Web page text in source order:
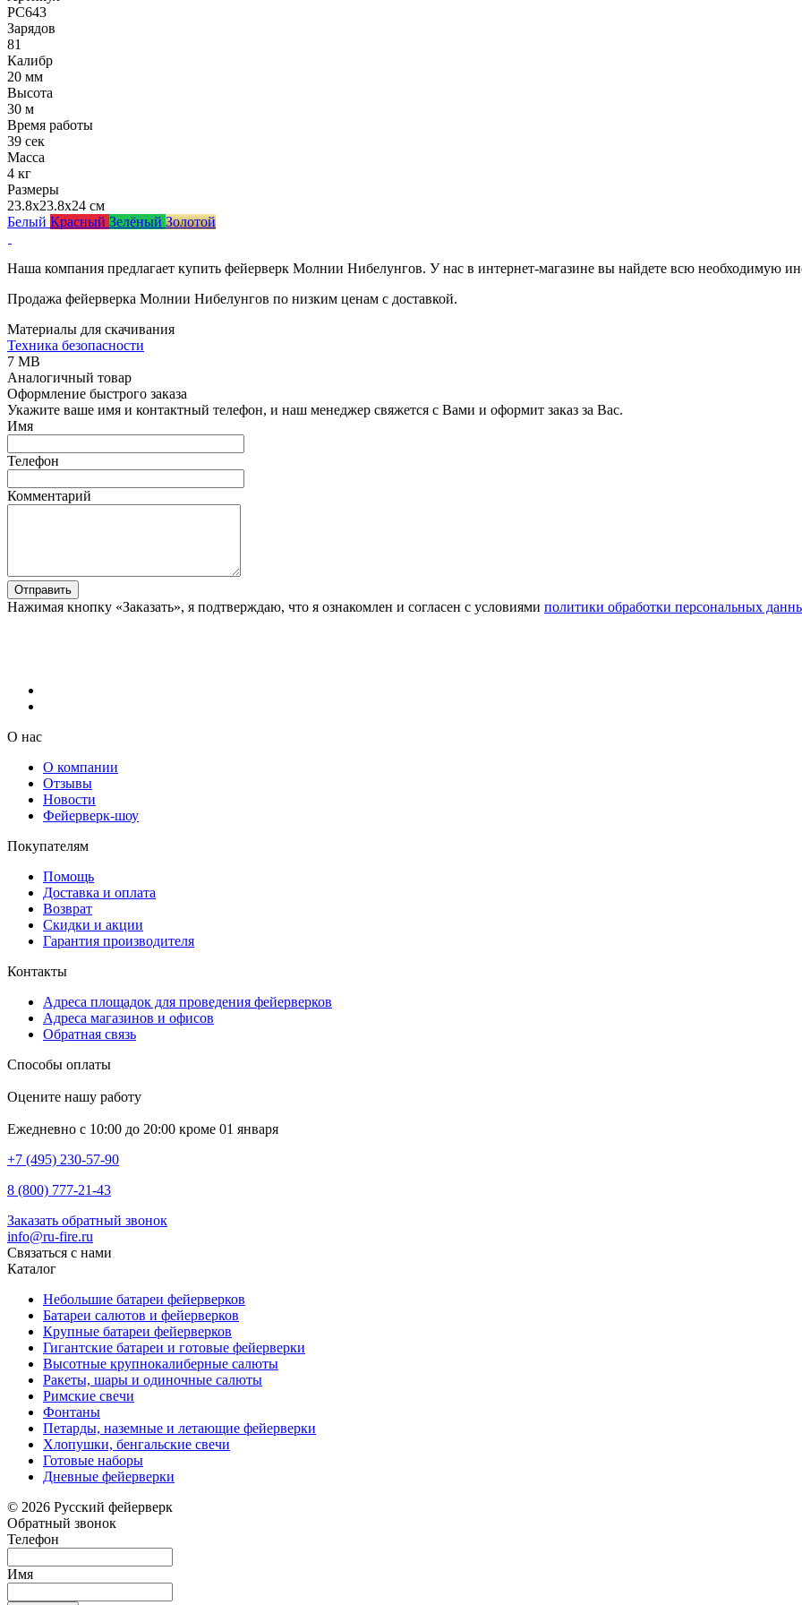
РС643
Зарядов
81
Калибр
20 мм
Высота
30 м
Время работы
39 сек
Масса
4 кг
Размеры
23.8x23.8x24 см
Белый Красный Зелёный Золотой
Наша компания предлагает купить фейерверк Молнии Нибелунгов. У нас в интернет-магазине вы найдете всю необходимую
Продажа фейерверка Молнии Нибелунгов по низким ценам с доставкой.
Материалы для скачивания
Техника безопасности
7 MB
Аналогичный товар
Оформление быстрого заказа
Укажите ваше имя и контактный телефон, и наш менеджер свяжется с Вами и оформит заказ за Вас.
Имя
Телефон
Комментарий
Отправить
Нажимая кнопку «Заказать», я подтверждаю, что я ознакомлен и согласен с условиями политики обработки персональных
О нас
О компании
Отзывы
Новости
Фейерверк-шоу
Покупателям
Помощь
Доставка и оплата
Возврат
Скидки и акции
Гарантия производителя
Контакты
Адреса площадок для проведения фейерверков
Адреса магазинов и офисов
Обратная связь
Способы оплаты
Оцените нашу работу
Ежедневно с 10:00 до 20:00 кроме 01 января
+7 (495) 230-57-90
8 (800) 777-21-43
Заказать обратный звонок
info@ru-fire.ru
Связаться с нами
Каталог
Небольшие батареи фейерверков
Батареи салютов и фейерверков
Крупные батареи фейерверков
Гигантские батареи и готовые фейерверки
Высотные крупнокалиберные салюты
Ракеты, шары и одиночные салюты
Римские свечи
Фонтаны
Петарды, наземные и летающие фейерверки
Хлопушки, бенгальские свечи
Готовые наборы
Дневные фейерверки
© 2026 Русский фейерверк
Обратный звонок
Телефон
Имя